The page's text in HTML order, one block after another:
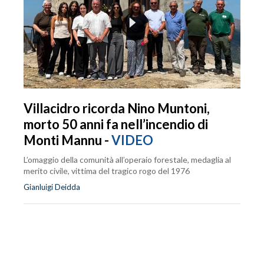
Villacidro ricorda Nino Muntoni,
morto 50 anni fa nell’incendio di
Monti Mannu -VIDEO
L’omaggio della comunità all’operaio forestale, medaglia al
merito civile, vittima del tragico rogo del 1976
Gianluigi Deidda